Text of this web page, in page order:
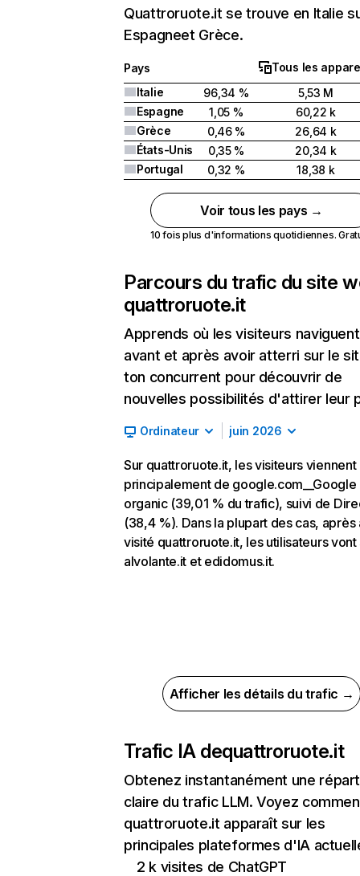
Quattroruote.it se trouve en Italie
Espagneet Grèce.
Pays
Tous les
Italie
96,34 %
5,53 M
Espagne
1,05 %
60,22 k
Grèce
0,46 %
26,64 k
États-Unis
0,35 %
20,34 k
Portugal
0,32 % 18,38 k
Voir tous les pays →
10 fois plus d'informations quotidiennes.
Parcours du trafic du site
quattroruote.it
Apprends où les visiteurs naviguent
avant et après avoir atterri sur le
ton concurrent pour découvrir de
nouvelles possibilités d'attirer leur
Ordinateur juin 2026
Sur quattroruote.it, les visiteurs viennent
principalement de google.com__Google
organic (39,01 % du trafic), suivi de
(38,4 %). Dans la plupart des cas, après
visité quattroruote.it, les utilisateurs vont
alvolante.it et edidomus.it.
Afficher les détails du trafic →
Trafic IA dequattroruote.it
Obtenez instantanément une
claire du trafic LLM. Voyez
quattroruote.it apparaît sur les
principales plateformes d'IA
2 k visites de ChatGPT